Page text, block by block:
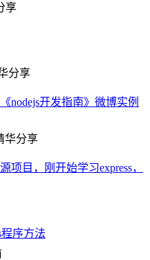
享
分享
nodejs开发指南》微博实例
华分享
项目，刚开始学习express，
序方法